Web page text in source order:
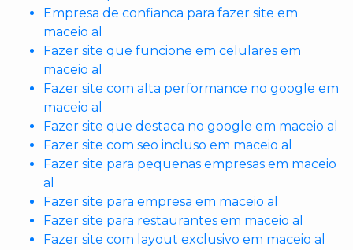
Empresa de confianca para fazer site em
maceio al
Fazer site que funcione em celulares em
maceio al
Fazer site com alta performance no google em
maceio al
Fazer site que destaca no google em maceio al
Fazer site com seo incluso em maceio al
Fazer site para pequenas empresas em maceio
al
Fazer site para empresa em maceio al
Fazer site para restaurantes em maceio al
Fazer site com layout exclusivo em maceio al